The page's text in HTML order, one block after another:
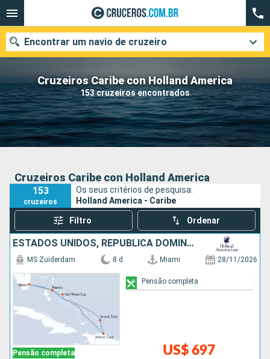
Cruzeiros Caribe con Holland America
153 cruzeiros encontrados
Encontrar um navio de cruzeiro
Quando ir?
Data de partida
Pesquisar
Cruzeiros Caribe con Holland America
153
cruzeiros
Os seus critérios de pesquisa:
Holland America - Caribe
Filtro Ordenar
ESTADOS UNIDOS, REPUBLICA DOMINICANA, BAHAMAS
Pensão completa
MS Zuiderdam 8 d Miami 28/11/2026
US$ 697
Pensão completa